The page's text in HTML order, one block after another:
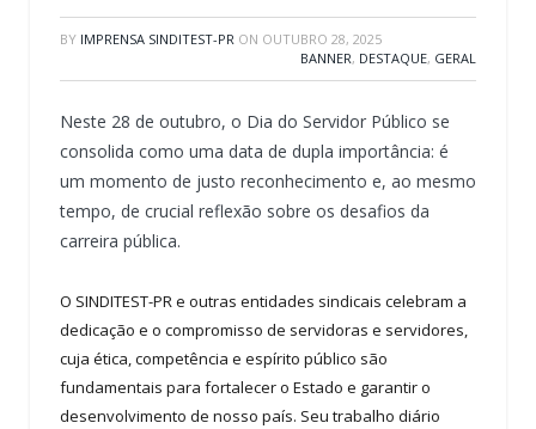
BY IMPRENSA SINDITEST-PR ON OUTUBRO 28, 2025
BANNER, DESTAQUE, GERAL
Neste 28 de outubro, o Dia do Servidor Público se
consolida como uma data de dupla importância: é
um momento de justo reconhecimento e, ao mesmo
tempo, de crucial reflexão sobre os desafios da
carreira pública.
O SINDITEST-PR e outras entidades sindicais celebram a
dedicação e o compromisso de servidoras e servidores,
cuja ética, competência e espírito público são
fundamentais para fortalecer o Estado e garantir o
desenvolvimento de nosso país. Seu trabalho diário